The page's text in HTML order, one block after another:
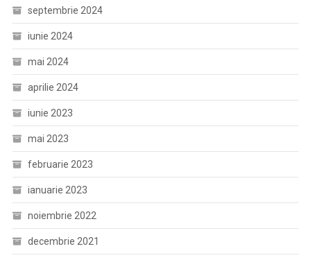
septembrie 2024
iunie 2024
mai 2024
aprilie 2024
iunie 2023
mai 2023
februarie 2023
ianuarie 2023
noiembrie 2022
decembrie 2021